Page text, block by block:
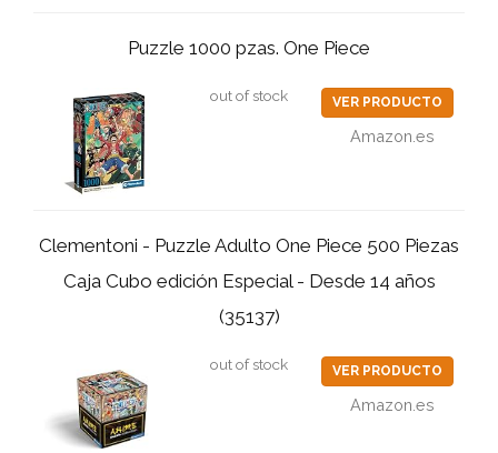
Puzzle 1000 pzas. One Piece
out of stock VER PRODUCTO
Amazon.es
Clementoni - Puzzle Adulto One Piece 500 Piezas
Caja Cubo edición Especial - Desde 14 años
(35137)
out of stock VER PRODUCTO
Amazon.es